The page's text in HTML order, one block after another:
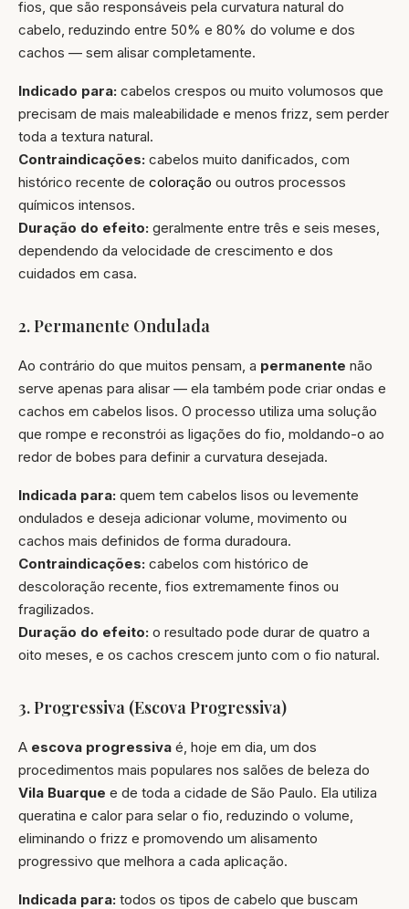
fios, que são responsáveis pela curvatura natural do
cabelo, reduzindo entre 50% e 80% do volume e dos
cachos — sem alisar completamente.
Indicado para: cabelos crespos ou muito volumosos que
precisam de mais maleabilidade e menos frizz, sem perder
toda a textura natural.
Contraindicações: cabelos muito danificados, com
histórico recente de coloração ou outros processos
químicos intensos.
Duração do efeito: geralmente entre três e seis meses,
dependendo da velocidade de crescimento e dos
cuidados em casa.
2. Permanente Ondulada
Ao contrário do que muitos pensam, a permanente não
serve apenas para alisar — ela também pode criar ondas e
cachos em cabelos lisos. O processo utiliza uma solução
que rompe e reconstrói as ligações do fio, moldando-o ao
redor de bobes para definir a curvatura desejada.
Indicada para: quem tem cabelos lisos ou levemente
ondulados e deseja adicionar volume, movimento ou
cachos mais definidos de forma duradoura.
Contraindicações: cabelos com histórico de
descoloração recente, fios extremamente finos ou
fragilizados.
Duração do efeito: o resultado pode durar de quatro a
oito meses, e os cachos crescem junto com o fio natural.
3. Progressiva (Escova Progressiva)
A escova progressiva é, hoje em dia, um dos
procedimentos mais populares nos salões de beleza do
Vila Buarque e de toda a cidade de São Paulo. Ela utiliza
queratina e calor para selar o fio, reduzindo o volume,
eliminando o frizz e promovendo um alisamento
progressivo que melhora a cada aplicação.
Indicada para: todos os tipos de cabelo que buscam